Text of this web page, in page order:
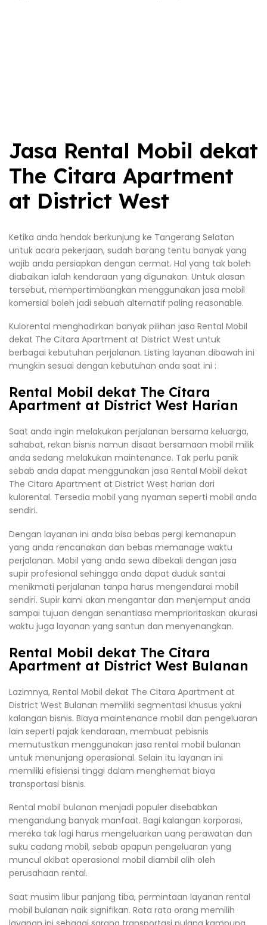
Jasa Rental Mobil dekat
The Citara Apartment
at District West
Ketika anda hendak berkunjung ke Tangerang Selatan
untuk acara pekerjaan, sudah barang tentu banyak yang
wajib anda persiapkan dengan cermat. Hal yang tak boleh
diabaikan ialah kendaraan yang digunakan. Untuk alasan
tersebut, mempertimbangkan menggunakan jasa mobil
komersial boleh jadi sebuah alternatif paling reasonable.
Kulorental menghadirkan banyak pilihan jasa Rental Mobil
dekat The Citara Apartment at District West untuk
berbagai kebutuhan perjalanan. Listing layanan dibawah ini
mungkin sesuai dengan kebutuhan anda saat ini :
Rental Mobil dekat The Citara
Apartment at District West Harian
Saat anda ingin melakukan perjalanan bersama keluarga,
sahabat, rekan bisnis namun disaat bersamaan mobil milik
anda sedang melakukan maintenance. Tak perlu panik
sebab anda dapat menggunakan jasa Rental Mobil dekat
The Citara Apartment at District West harian dari
kulorental. Tersedia mobil yang nyaman seperti mobil anda
sendiri.
Dengan layanan ini anda bisa bebas pergi kemanapun
yang anda rencanakan dan bebas memanage waktu
perjalanan. Mobil yang anda sewa dibekali dengan jasa
supir profesional sehingga anda dapat duduk santai
menikmati perjalanan tanpa harus mengendarai mobil
sendiri. Supir kami akan mengantar dan menjemput anda
sampai tujuan dengan senantiasa memprioritaskan akurasi
waktu juga layanan yang santun dan menyenangkan.
Rental Mobil dekat The Citara
Apartment at District West Bulanan
Lazimnya, Rental Mobil dekat The Citara Apartment at
District West Bulanan memiliki segmentasi khusus yakni
kalangan bisnis. Biaya maintenance mobil dan pengeluaran
lain seperti pajak kendaraan, membuat pebisnis
memutustkan menggunakan jasa rental mobil bulanan
untuk menunjang operasional. Selain itu layanan ini
memiliki efisiensi tinggi dalam menghemat biaya
transportasi bisnis.
Rental mobil bulanan menjadi populer disebabkan
mengandung banyak manfaat. Bagi kalangan korporasi,
mereka tak lagi harus mengeluarkan uang perawatan dan
suku cadang mobil, sebab apapun pengeluaran yang
muncul akibat operasional mobil diambil alih oleh
perusahaan rental.
Saat musim libur panjang tiba, permintaan layanan rental
mobil bulanan naik signifikan. Rata rata orang memilih